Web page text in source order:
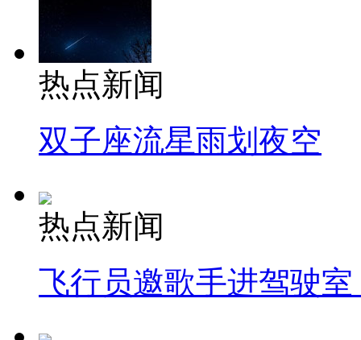
热点新闻
双子座流星雨划夜空
热点新闻
飞行员邀歌手进驾驶